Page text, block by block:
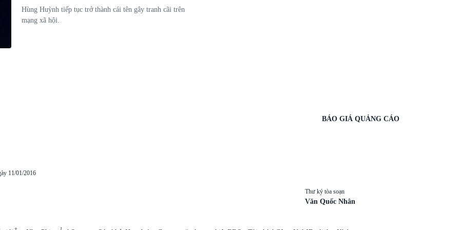
Hùng Huỳnh tiếp tục trở thành cái tên gây tranh cãi trên
mạng xã hội.
BÁO GIÁ QUẢNG CÁO
11/01/2016
Thư ký tòa soạn
Văn Quốc Nhân